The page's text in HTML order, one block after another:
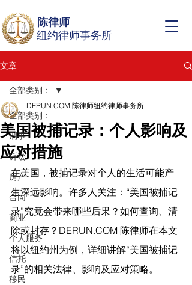
纽约律师事务所
陈律师
文章
全部类别：
刑事
诉讼
房产
合同
商业
个人服务
信托
移民
全部类别：
美国被捕记录：个人影响及
应对措施
DERUN.COM 陈律师纽约律师事务所
在美国，被捕记录对个人的生活可能产
生深远影响。许多人关注：“美国被捕记
录”究竟会带来哪些后果？如何查询、清
除或封存？ DERUN.COM 陈律师在本文
将以纽约州为例，详细讲解“美国被捕记
录”的相关法律、影响及应对策略。